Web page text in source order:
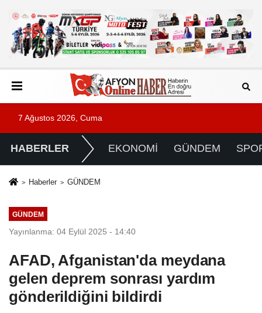
7 Ağustos 2026, Cuma
HABERLER EKONOMİ GÜNDEM
Haberler GÜNDEM
GÜNDEM
Yayınlanma: 04 Eylül 2025 - 14:40
AFAD, Afganistan'da meydana
gelen deprem sonrası yardım
gönderildiğini bildirdi